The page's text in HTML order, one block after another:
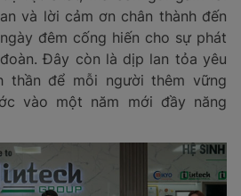
và lời cảm ơn chân thành đến
đêm cống hiến cho sự phát
Đây còn là dịp lan tỏa yêu
thần để mỗi người thêm vững
vào một năm mới đầy năng